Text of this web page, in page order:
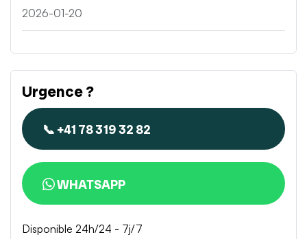
2026-01-20
Urgence ?
📞 +41 78 319 32 82
WHATSAPP
Disponible 24h/24 - 7j/7